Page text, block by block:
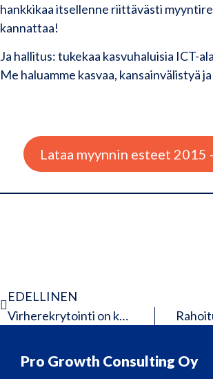
hankkikaa itsellenne riittävästi
kannattaa!
Ja hallitus: tukekaa kasvuhaluisia ICT-
Me haluamme kasvaa, kansainvälistyä
Lataa myynnin esteet 2015
EDELLINEN
Virherekrytointi on kallista mutta rekrytoimattomuus se vasta kallista onkin!
Pro Growth Consulting Oy